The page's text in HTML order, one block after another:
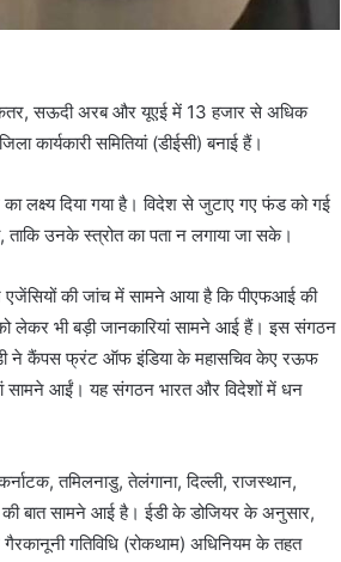
सऊदी अरब और यूएई में 13 हजार से अधिक
कार्यकारी समितियां (डीईसी) बनाई हैं।
लक्ष्य दिया गया है। विदेश से जुटाए गए फंड को गई
उनके स्त्रोत का पता न लगाया जा सके।
की जांच में सामने आया है कि पीएफआई की
भी बड़ी जानकारियां सामने आई हैं। इस संगठन
ने कैंपस फ्रंट ऑफ इंडिया के महासचिव केए रऊफ
सामने आईं। यह संगठन भारत और विदेशों में धन
तमिलनाडु, तेलंगाना, दिल्ली, राजस्थान,
बात सामने आई है। ईडी के डोजियर के अनुसार,
गतिविधि (रोकथाम) अधिनियम के तहत